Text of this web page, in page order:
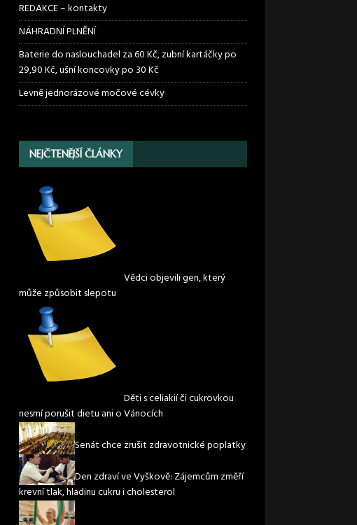
REDAKCE – kontakty
NÁHRADNÍ PLNĚNÍ
Baterie do naslouchadel za 60 Kč, zubní kartáčky po
29,90 Kč, ušní koncovky po 30 Kč
Levně jednorázové močové cévky
NEJČTENĚJŠÍ ČLÁNKY
Vědci objevili gen, který
může způsobit slepotu
Děti s celiakií či cukrovkou
nesmí porušit dietu ani o Vánocích
Senát chce zrušit zdravotnické poplatky
Den zdraví ve Vyškově: Zájemcům změří
krevní tlak, hladinu cukru i cholesterol